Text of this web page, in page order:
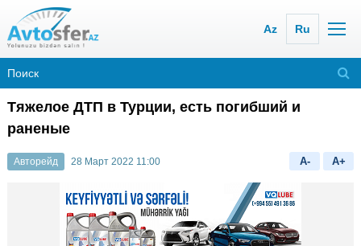
Az Ru
Тяжелое ДТП в Турции, есть погибший и
раненые
Авторейд 28 Март 2022 11:00 A- A+